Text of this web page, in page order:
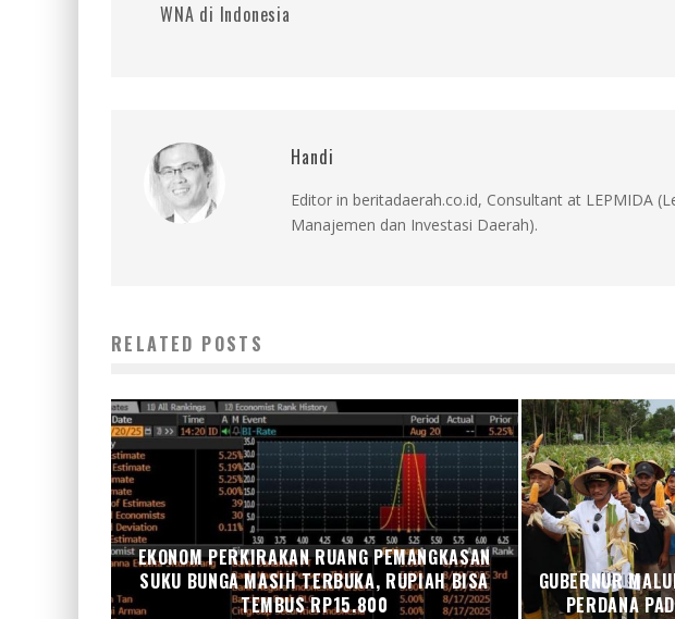
WNA di Indonesia
Handi
Editor in beritadaerah.co.id, Consultant at LEPMIDA
Manajemen dan Investasi Daerah).
RELATED POSTS
EKONOM PERKIRAKAN RUANG PEMANGKASAN
SUKU BUNGA MASIH TERBUKA, RUPIAH BISA
TEMBUS RP15.800
GUBERNUR
PERDANA